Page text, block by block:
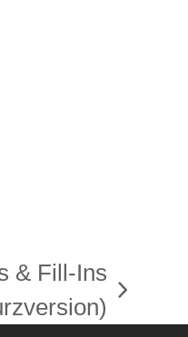
& Fill-Ins